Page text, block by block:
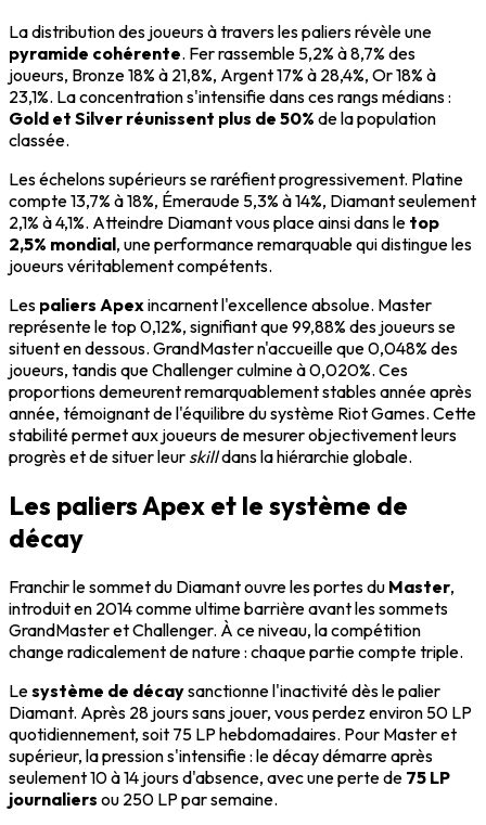
La distribution des joueurs à travers les paliers révèle une
pyramide cohérente. Fer rassemble 5,2% à 8,7% des
joueurs, Bronze 18% à 21,8%, Argent 17% à 28,4%, Or 18% à
23,1%. La concentration s'intensifie dans ces rangs médians :
Gold et Silver réunissent plus de 50% de la population
classée.
Les échelons supérieurs se raréfient progressivement. Platine
compte 13,7% à 18%, Émeraude 5,3% à 14%, Diamant seulement
2,1% à 4,1%. Atteindre Diamant vous place ainsi dans le top
2,5% mondial, une performance remarquable qui distingue les
joueurs véritablement compétents.
Les paliers Apexincarnent l'excellence absolue. Master
représente le top 0,12%, signifiant que 99,88% des joueurs se
situent en dessous. GrandMaster n'accueille que 0,048% des
joueurs, tandis que Challenger culmine à 0,020%. Ces
proportions demeurent remarquablement stables année après
année, témoignant de l'équilibre du système Riot Games. Cette
stabilité permet aux joueurs de mesurer objectivement leurs
progrès et de situer leur skilldans la hiérarchie globale.
Les paliers Apex et le système de
décay
Franchir le sommet du Diamant ouvre les portes du Master,
introduit en 2014 comme ultime barrière avant les sommets
GrandMaster et Challenger. À ce niveau, la compétition
change radicalement de nature : chaque partie compte triple.
Lesystème de décaysanctionne l'inactivité dès le palier
Diamant. Après 28 jours sans jouer, vous perdez environ 50 LP
quotidiennement, soit 75 LP hebdomadaires. Pour Master et
supérieur, la pression s'intensifie : le décay démarre après
seulement 10 à 14 jours d'absence, avec une perte de 75 LP
journaliers ou 250 LP par semaine.